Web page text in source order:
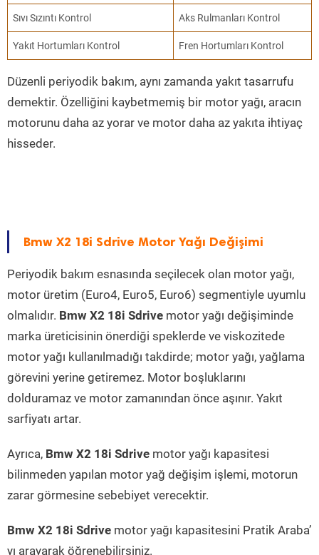
Sıvı Sızıntı Kontrol Aks Rulmanları Kontrol
Yakıt Hortumları Kontrol Fren Hortumları Kontrol
Düzenli periyodik bakım, aynı zamanda yakıt tasarrufu
demektir. Özelliğini kaybetmemiş bir motor yağı, aracın
motorunu daha az yorar ve motor daha az yakıta ihtiyaç
hisseder.
Bmw X2 18i Sdrive Motor Yağı Değişimi
Periyodik bakım esnasında seçilecek olan motor yağı,
motor üretim (Euro4, Euro5, Euro6) segmentiyle uyumlu
olmalıdır. Bmw X2 18i Sdrive motor yağı değişiminde
marka üreticisinin önerdiği speklerde ve viskozitede
motor yağı kullanılmadığı takdirde; motor yağı, yağlama
görevini yerine getiremez. Motor boşluklarını
dolduramaz ve motor zamanından önce aşınır. Yakıt
sarfiyatı artar.
Ayrıca, Bmw X2 18i Sdrive motor yağı kapasitesi
bilinmeden yapılan motor yağ değişim işlemi, motorun
zarar görmesine sebebiyet verecektir.
Bmw X2 18i Sdrive motor yağı kapasitesini Pratik Araba’
yı arayarak öğrenebilirsiniz.